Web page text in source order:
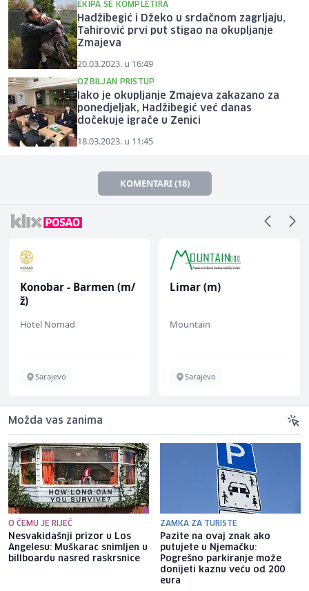
EKIPA SE KOMPLETIRA
Hadžibegić i Džeko u srdačnom zagrljaju,
Tahirović prvi put stigao na okupljanje
Zmajeva
20.03.2023. u 16:49
OZBILJAN PRISTUP
Iako je okupljanje Zmajeva zakazano za
ponedjeljak, Hadžibegić već danas
dočekuje igrače u Zenici
18.03.2023. u 11:45
KOMENTARI (18)
Konobar - Barmen (m/
ž)
Hotel Nomad
Sarajevo
Limar (m)
Mountain
Sarajevo
Možda vas zanima
O ČEMU JE RIJEČ
Nesvakidašnji prizor u Los
Angelesu: Muškarac snimljen u
billboardu nasred raskrsnice
ZAMKA ZA TURISTE
Pazite na ovaj znak ako
putujete u Njemačku:
Pogrešno parkiranje može
donijeti kaznu veću od 200
eura